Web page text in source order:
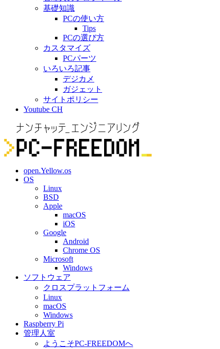
基礎知識
PCの使い方
Tips
PCの選び方
カスタマイズ
PCパーツ
いろいろ記事
デジカメ
ガジェット
サイトポリシー
Youtube CH
open.Yellow.os
OS
Linux
BSD
Apple
macOS
iOS
Google
Android
Chrome OS
Microsoft
Windows
ソフトウェア
クロスプラットフォーム
Linux
macOS
Windows
Raspberry Pi
管理人室
ようこそPC-FREEDOMへ